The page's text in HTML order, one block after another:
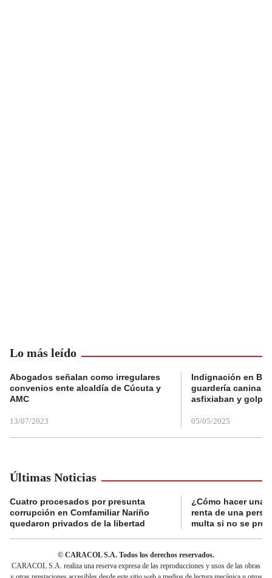
Lo más leído
Abogados señalan como irregulares
convenios ente alcaldía de Cúcuta y
AMC
13/07/2023
Indignación en
guardería canina
asfixiaban y
05/05/2025
Últimas Noticias
Cuatro procesados por presunta
corrupción en Comfamiliar Nariño
quedaron privados de la libertad
¿Cómo hacer una
renta de una
multa si no se
© CARACOL S.A. Todos los derechos reservados.
CARACOL S.A. realiza una reserva expresa de las reproducciones y usos de las obras